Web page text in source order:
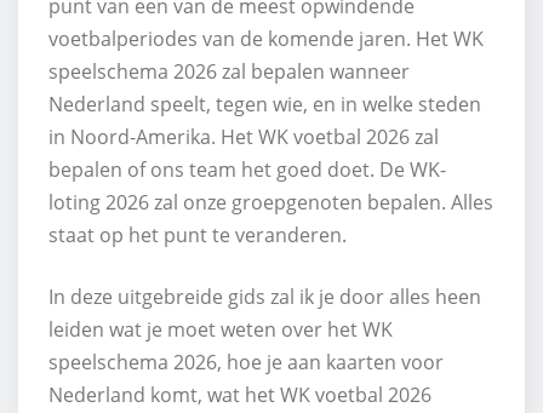
punt van een van de meest opwindende
voetbalperiodes van de komende jaren. Het WK
speelschema 2026 zal bepalen wanneer
Nederland speelt, tegen wie, en in welke steden
in Noord-Amerika. Het WK voetbal 2026 zal
bepalen of ons team het goed doet. De WK-
loting 2026 zal onze groepgenoten bepalen. Alles
staat op het punt te veranderen.
In deze uitgebreide gids zal ik je door alles heen
leiden wat je moet weten over het WK
speelschema 2026, hoe je aan kaarten voor
Nederland komt, wat het WK voetbal 2026